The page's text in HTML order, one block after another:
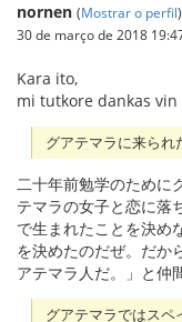
nornen (Mostrar o perfil)
30 de março de 2018
Kara ito,
mi tutkore dankas
グアテマラに来られ
二十年前勉学のために
テマラの女子と恋に落
で生まれたことを決め
を決めたのだぜ。だか
アテマラ人だ。」と仲
グアテマラではスペ